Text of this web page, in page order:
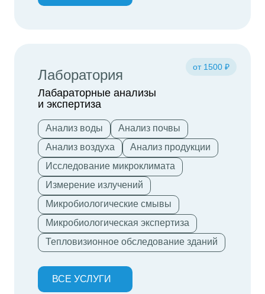
Лаборатория
Лабараторные анализы
и экспертиза
от 1500 ₽
Анализ воды
Анализ почвы
Анализ воздуха
Анализ продукции
Исследование микроклимата
Измерение излучений
Микробиологические смывы
Микробиологическая экспертиза
Тепловизионное обследование зданий
ВСЕ УСЛУГИ